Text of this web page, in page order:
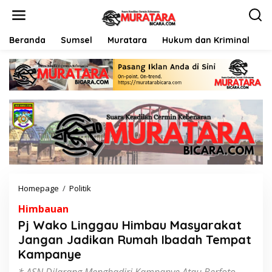
Beranda Sumsel Muratara Hukum dan Kriminal
Homepage / Politik
a
k
o
Himbauan
Pj Wako Linggau Himbau Masyarakat
Jangan Jadikan Rumah Ibadah Tempat
Kampanye